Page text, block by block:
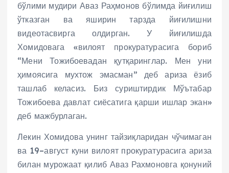
бўлими мудири Аваз Раҳмонов бўлимда йиғилиш
ўтказган ва яширин тарзда йиғилишни
видеотасвирга олдирган. У йиғилишда
Хомидовага «вилоят прокуратурасига бориб
“Мени Тожибоевадан қутқаринглар. Мен уни
ҳимоясига мухтож эмасман” деб ариза ёзиб
ташлаб келасиз. Биз суриштирдик Мўътабар
Тожибоева давлат сиёсатига қарши ишлар экан»
деб мажбурлаган.
Лекин Хомидова унинг тайзиқларидан чўчимаган
ва 19–август куни вилоят прокуратурасига ариза
билан мурожаат қилиб Аваз Рахмоновга қонуний